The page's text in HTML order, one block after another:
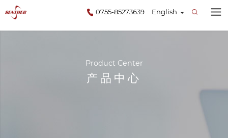
English
0755-85273639
Product Center
产品中心